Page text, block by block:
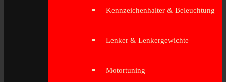
Kennzeichenhalter & Beleuchtung
Lenker & Lenkergewichte
Motortuning